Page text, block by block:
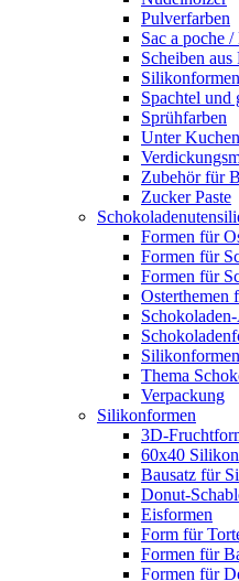
Pulverfarben
Sac a poche
Scheiben
Silikonformen
Spachtel und
Sprühfarben
Unter Kuchen
Zubehör für
Zucker Paste
Formen für
Formen für
Formen für
Osterthemen
Thema
Verpackung
Silikonformen
3D-
60x40
Bausatz für
Donut-
Eisformen
Form für
Formen für
Formen für